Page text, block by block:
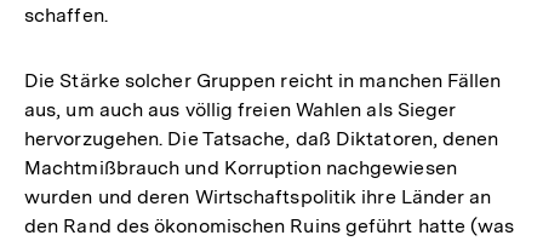
schaffen.
Die Stärke solcher Gruppen reicht in manchen Fällen
aus, um auch aus völlig freien Wahlen als Sieger
hervorzugehen. Die Tatsache, daß Diktatoren, denen
Machtmißbrauch und Korruption nachgewiesen
wurden und deren Wirtschaftspolitik ihre Länder an
den Rand des ökonomischen Ruins geführt hatte (was